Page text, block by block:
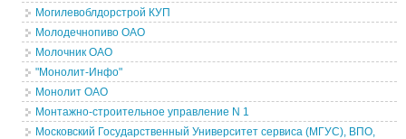
Могилевоблдорстрой КУП
Молодечнопиво ОАО
Молочник ОАО
"Монолит-Инфо"
Монолит ОАО
Монтажно-строительное управление N 1
Московский Государственный Университет сервиса (МГУС), ВПО,